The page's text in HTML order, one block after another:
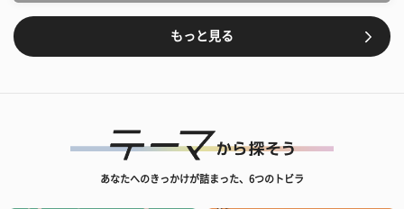
もっと見る
あなたへのきっかけが詰まった、6つのトビラ